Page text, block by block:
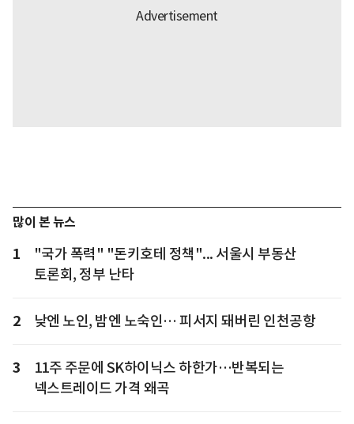
많이 본 뉴스
1
"국가 폭력" "돈키호테 정책"... 서울시 부동산
토론회, 정부 난타
2 낮엔 노인, 밤엔 노숙인… 피서지 돼버린 인천공항
3
11주 주문에 SK하이닉스 하한가…반복되는
넥스트레이드 가격 왜곡